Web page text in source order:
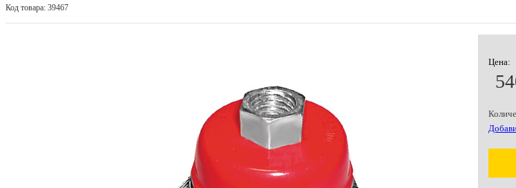
Код товара: 39467
Цена: